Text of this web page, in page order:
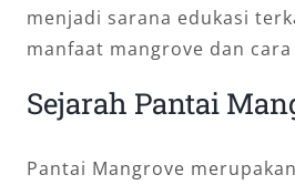
menjadi sarana edukasi
manfaat mangrove dan
Sejarah Pantai
Pantai Mangrove